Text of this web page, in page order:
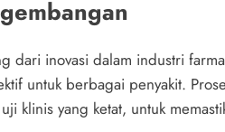
dari inovasi dalam industri
untuk berbagai penyakit.
klinis yang ketat, untuk